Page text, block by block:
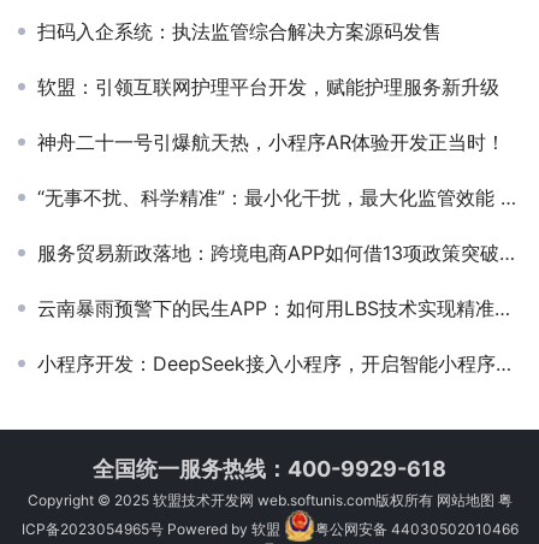
扫码入企系统：执法监管综合解决方案源码发售
软盟：引领互联网护理平台开发，赋能护理服务新升级
神舟二十一号引爆航天热，小程序AR体验开发正当时！
“无事不扰、科学精准”：最小化干扰，最大化监管效能 ——软盟扫码入企系统助力司法部“扫码入企”政策落地
服务贸易新政落地：跨境电商APP如何借13项政策突破出口瓶颈？
云南暴雨预警下的民生APP：如何用LBS技术实现精准灾害推送？
小程序开发：DeepSeek接入小程序，开启智能小程序新时代
全国统一服务热线：400-9929-618
Copyright © 2025 软盟技术开发网 web.softunis.com版权所有 网站地图 粤
ICP备2023054965号Powered by 软盟
粤公网安备 44030502010466